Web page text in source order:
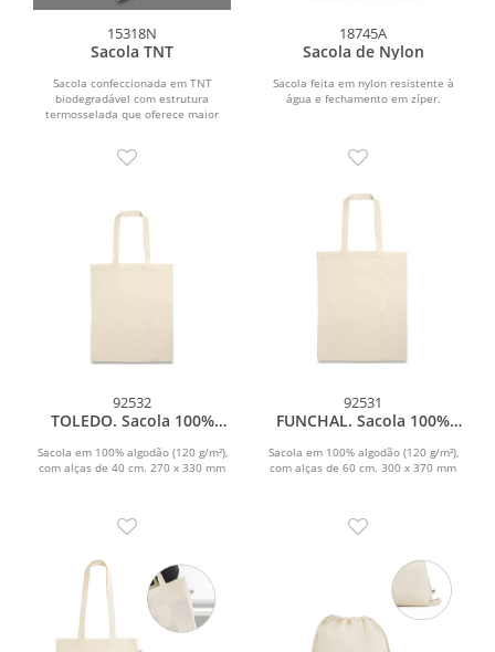
15318N
Sacola TNT
Sacola confeccionada em TNT
biodegradável com estrutura
termosselada que oferece maior
18745A
Sacola de Nylon
Sacola feita em nylon resistente à
água e fechamento em zíper.
92532
TOLEDO. Sacola 100%
Sacola em 100% algodão (120 g/m²),
com alças de 40 cm. 270 x 330 mm
92531
FUNCHAL. Sacola 100%
Sacola em 100% algodão (120 g/m²),
com alças de 60 cm. 300 x 370 mm